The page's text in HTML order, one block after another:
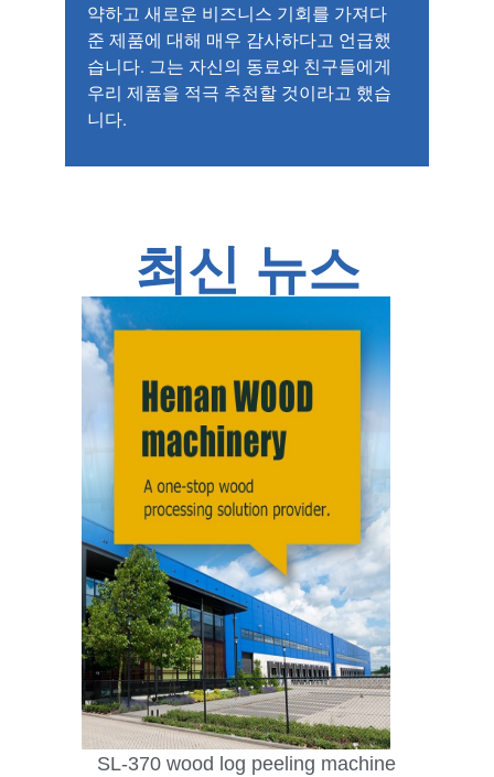
약하고 새로운 비즈니스 기회를 가져다
준 제품에 대해 매우 감사하다고 언급했
습니다. 그는 자신의 동료와 친구들에게
우리 제품을 적극 추천할 것이라고 했습
니다.
최신 뉴스
SL-370 wood log peeling machine